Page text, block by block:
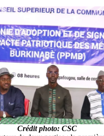
Crédit photo: CSC